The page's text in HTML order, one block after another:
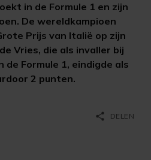
in de Formule 1 en zijn
De wereldkampioen
Prijs van Italië op zijn
Vries, die als invaller bij
Formule 1, eindigde als
2 punten.
share DELEN